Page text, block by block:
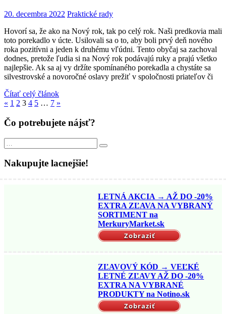
20. decembra 2022 Praktické rady
Hovorí sa, že ako na Nový rok, tak po celý rok. Naši predkovia mali
toto porekadlo v úcte. Usilovali sa o to, aby boli prvý deň nového
roka pozitívni a jeden k druhému vľúdni. Tento obyčaj sa zachoval
dodnes, pretože ľudia si na Nový rok podávajú ruky a prajú všetko
najlepšie. Ak sa aj vy držíte spomínaného porekadla a chystáte sa
silvestrovské a novoročné oslavy prežiť v spoločnosti priateľov či
Čítať celý článok
« Previous
1 2 3 4 5 … 7 Next
»
Čo potrebujete nájsť?
for:
Search
Nakupujte lacnejšie!
LETNÁ AKCIA → AŽ DO -20%
EXTRA ZĽAVA NA VYBRANÝ
SORTIMENT na
MerkuryMarket.sk
Zobraziť
ZĽAVOVÝ KÓD → VEĽKÉ
LETNÉ ZĽAVY AŽ DO -20%
EXTRA NA VYBRANÉ
PRODUKTY na Notino.sk
Zobraziť